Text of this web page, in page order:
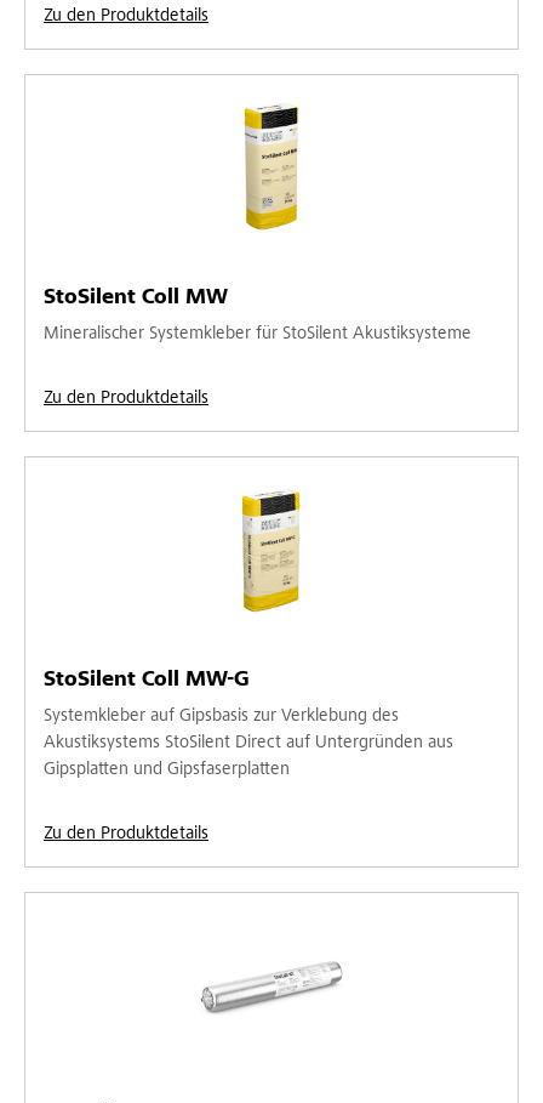
Zu den Produktdetails
StoSilent Coll MW
Mineralischer Systemkleber für StoSilent Akustiksysteme
Zu den Produktdetails
StoSilent Coll MW-G
Systemkleber auf Gipsbasis zur Verklebung des
Akustiksystems StoSilent Direct auf Untergründen aus
Gipsplatten und Gipsfaserplatten
Zu den Produktdetails